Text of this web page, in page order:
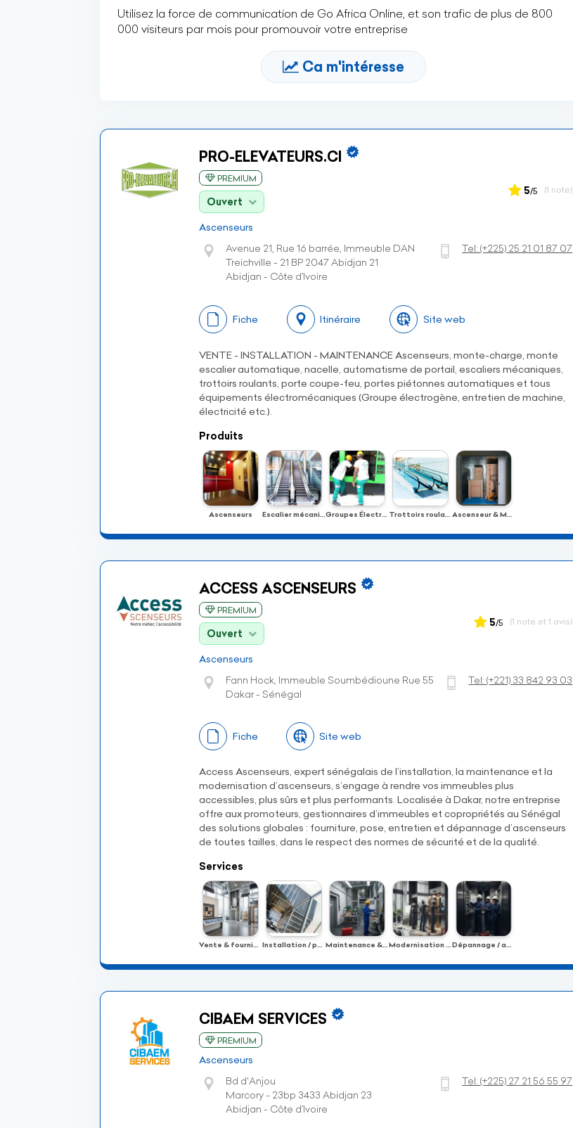
Utilisez la force de communication de Go Africa Online, et son trafic de plus de 800
000 visiteurs par mois pour promouvoir votre entreprise
Ca m'intéresse
PRO-ELEVATEURS.CI
PREMIUM
Ouvert
Ascenseurs
5/5 (1 note)
Avenue 21, Rue 16 barrée, Immeuble DAN
Treichville - 21 BP 2047 Abidjan 21
Abidjan - Côte d’Ivoire
Tel:(+225) 25 21 01 87 07
Fiche Itinéraire Site web
VENTE - INSTALLATION - MAINTENANCE Ascenseurs, monte-charge, monte
escalier automatique, nacelle, automatisme de portail, escaliers mécaniques,
trottoirs roulants, porte coupe-feu, portes piétonnes automatiques et tous
équipements électromécaniques (Groupe électrogène, entretien de machine,
électricité etc.).
Produits
Ascenseurs Escalier mécanique ou escalator Groupes Électrogènes Trottoirs roulants Ascenseur & Monte-charge
ACCESS ASCENSEURS
PREMIUM
Ouvert
Ascenseurs
5/5 (1 note et 1 avis)
Fann Hock, Immeuble Soumbédioune Rue 55
Dakar - Sénégal
Tel:(+221) 33 842 93 03
Fiche Site web
Access Ascenseurs, expert sénégalais de l’installation, la maintenance et la
modernisation d’ascenseurs, s’engage à rendre vos immeubles plus
accessibles, plus sûrs et plus performants. Localisée à Dakar, notre entreprise
offre aux promoteurs, gestionnaires d’immeubles et copropriétés au Sénégal
des solutions globales : fourniture, pose, entretien et dépannage d’ascenseurs
de toutes tailles, dans le respect des normes de sécurité et de la qualité.
Services
Vente & fourniture Installation / pose Maintenance & entretien Modernisation & rénovation Dépannage / assistance
CIBAEM SERVICES
PREMIUM
Ascenseurs
Bd d'Anjou
Marcory - 23bp 3433 Abidjan 23
Abidjan - Côte d’Ivoire
Tel:(+225) 27 21 56 55 97